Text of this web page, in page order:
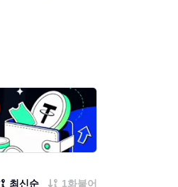
최신순 1화붙어